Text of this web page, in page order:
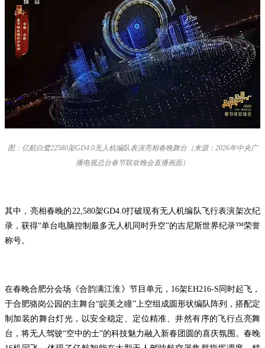
图：亿航白鹭22580架GD4.0无人机编队表演亮相春晚舞台（来源：2026年中央广
播电视总台春节联欢晚会直播画面）
其中，亮相春晚的22,580架GD4.0打破现有无人机编队飞行表演架次纪
录，获得“单台电脑控制最多无人机同时升空”的吉尼斯世界纪录™荣誉
称号。
在春晚合肥分会场《合韵满江淮》节目单元，16架EH216-S同时起飞，
于合肥骆岗公园的主舞台“皖美之瞳”上空组成圆形状编队阵列，搭配定
制加装的舞台灯光，以安全稳定、定位精准、井然有序的飞行点亮舞
台，将无人驾驶“空中的士”的科技魅力融入新春团圆的喜庆氛围。春晚